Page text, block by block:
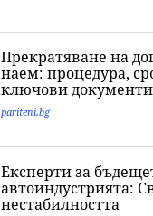
Прекратяване на
наем: процедура,
ключови документи
pariteni.bg
Експерти за
автоиндустрията:
нестабилността